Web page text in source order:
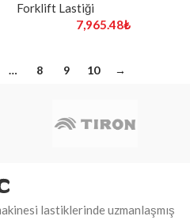
Forklift Lastiği
7,965.48₺
… 8 9 10 →
lastiklerinde uzmanlaşmış